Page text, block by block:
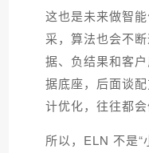
这也是未来做智
采，算法也会不
据、负结果和客
据底座，后面谈
计优化，往往都会
所以，ELN 不是“